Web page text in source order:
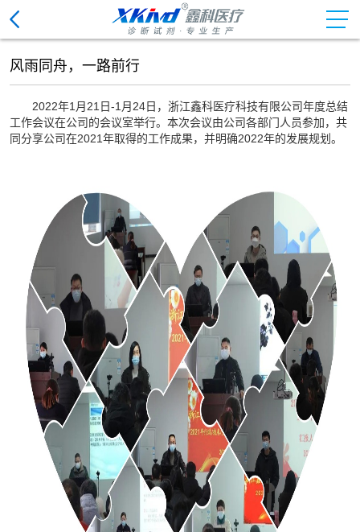
风雨同舟，一路前行
2022年1月21日-1月24日，浙江鑫科医疗科技有限公司年度总结
工作会议在公司的会议室举行。本次会议由公司各部门人员参加，共
同分享公司在2021年取得的工作成果，并明确2022年的发展规划。
化学发光免疫分析仪试剂
免疫检验系统用底物液
电解质模块试剂
血细胞分析用配套试剂
尿有形成份分析仪用试剂
尿液分析仪清洗液
血凝分析仪清洗液
血流变分析仪清洗液
血型分析仪清洗液
关闭